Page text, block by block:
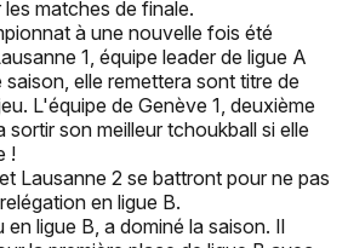
matches de finale.
à une nouvelle fois été
1, équipe leader de ligue A
elle remettera sont titre de
L'équipe de Genève 1, deuxième
sortir son meilleur tchoukball si elle
!
Lausanne 2 se battront pour ne pas
en ligue B.
ligue B, a dominé la saison. Il